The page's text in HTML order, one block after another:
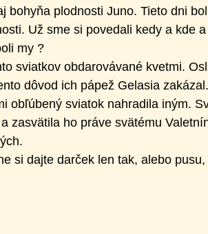
bohyňa plodnosti Juno. Tieto dni
Už sme si povedali kedy a kde
my ?
sviatkov obdarovávané kvetmi.
dôvod ich pápež Gelasia
obľúbený sviatok nahradila iným.
zasvätila ho práve svätému
si dajte darček len tak, alebo